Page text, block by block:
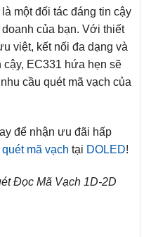
một đối tác đáng tin cậy
của bạn. Với thiết
việt, kết nối đa dạng và
cậy, EC331 hứa hẹn sẽ
cầu quét mã vạch của
để nhận ưu đãi hấp
quét mã vạch tại DOLED!
Đọc Mã Vạch 1D-2D